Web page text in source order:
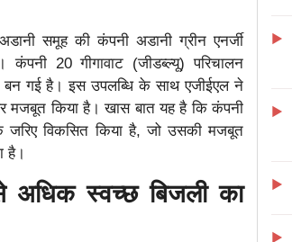
समूह की कंपनी अडानी ग्रीन एनर्जी
कंपनी 20 गीगावाट (जीडब्ल्यू) परिचालन
बन गई है। इस उपलब्धि के साथ एजीईएल ने
मजबूत किया है। खास बात यह है कि कंपनी
जरिए विकसित किया है, जो उसकी मजबूत
है।
स्वच्छ बिजली का